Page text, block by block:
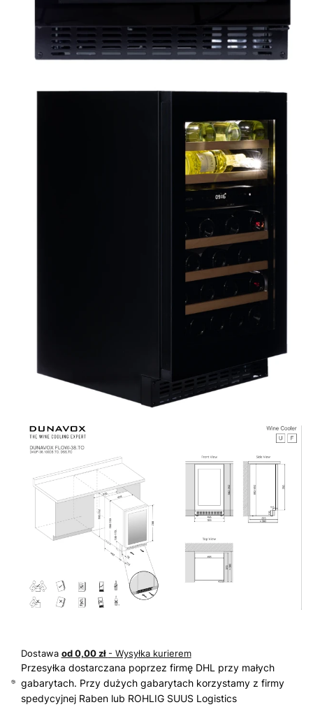
Dostawa od 0,00 zł - Wysyłka kurierem
Przesyłka dostarczana poprzez firmę DHL przy małych
gabarytach. Przy dużych gabarytach korzystamy z firmy
spedycyjnej Raben lub ROHLIG SUUS Logistics